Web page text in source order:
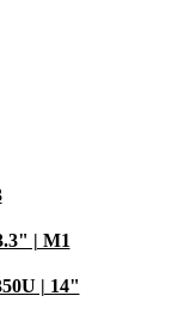
| M1
| 14"